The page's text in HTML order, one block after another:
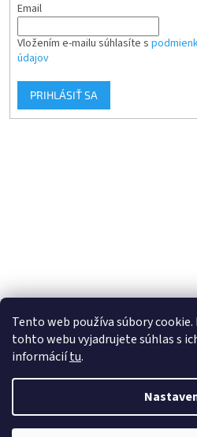
Tento web používa súbory
tohto webu vyjadrujete súhlas s
informáciítu.
Email
Vložením e-mailu súhlasíte s
údajov
PRIHLÁSIŤ SA
Copyright 2026Veľkoobchod